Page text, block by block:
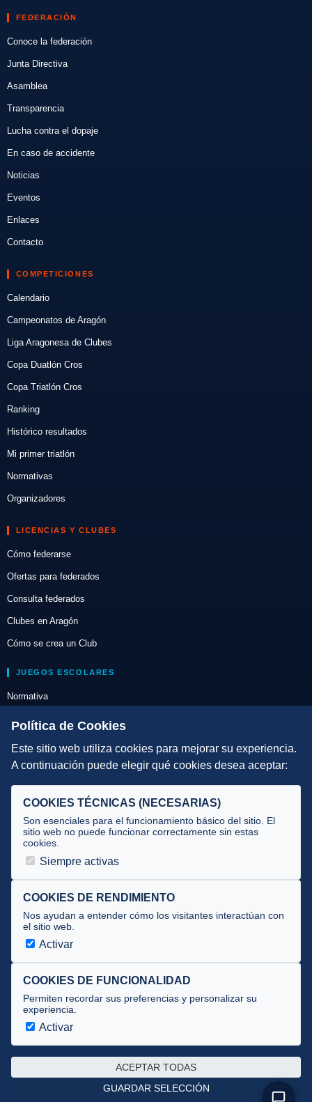
FEDERACIÓN
Conoce la federación
Junta Directiva
Asamblea
Transparencia
Lucha contra el dopaje
En caso de accidente
Noticias
Eventos
Enlaces
Contacto
COMPETICIONES
Calendario
Campeonatos de Aragón
Liga Aragonesa de Clubes
Copa Duatlón Cros
Copa Triatlón Cros
Ranking
Histórico resultados
Mi primer triatlón
Normativas
Organizadores
LICENCIAS Y CLUBES
Cómo federarse
Ofertas para federados
Consulta federados
Clubes en Aragón
Cómo se crea un Club
JUEGOS ESCOLARES
Normativa
Escuelas de Triatlón
DIRECCIÓN TÉCNICA
Selecciones
Tecnificación
JUECES Y OFICIALES
Documentos
Cursos
Circulares oficiales
Convocatorias y Equipaciones
Av. José Atarés 101, semisótano. 50018 Zaragoza
Privacidad · Cookies
Política de Cookies
Este sitio web utiliza cookies para mejorar su experiencia.
A continuación puede elegir qué cookies desea aceptar:
COOKIES TÉCNICAS (NECESARIAS)
Son esenciales para el funcionamiento básico del sitio. El
sitio web no puede funcionar correctamente sin estas
cookies.
Siempre activas
COOKIES DE RENDIMIENTO
Nos ayudan a entender cómo los visitantes interactúan con
el sitio web.
Activar
COOKIES DE FUNCIONALIDAD
Permiten recordar sus preferencias y personalizar su
experiencia.
Activar
ACEPTAR TODAS
GUARDAR SELECCIÓN